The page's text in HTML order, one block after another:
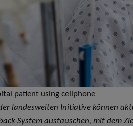
patient using cellphone
landesweiten Initiative können
System austauschen, mit dem